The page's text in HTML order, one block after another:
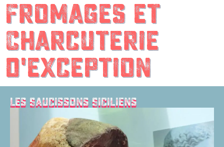
Fromages et
Charcuterie
d'exception
Les Saucissons Siciliens